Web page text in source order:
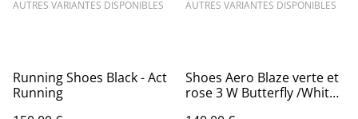
AUTRES VARIANTES DISPONIBLES AUTRES VARIANTES DISPONIBLES
Running Shoes Black - Act
Running
Shoes Aero Blaze verte et
rose 3 W Butterfly /White -